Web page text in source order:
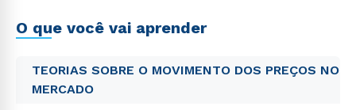
O que você vai aprender
TEORIAS SOBRE O MOVIMENTO DOS PREÇOS NO
MERCADO